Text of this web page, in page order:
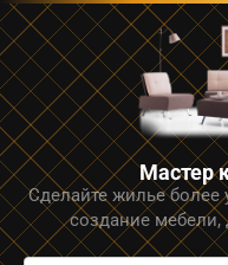
Перейти
к
контенту
Мастер
Сделайте жилье
создание